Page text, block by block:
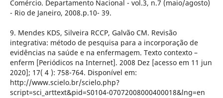
Comércio. Departamento Nacional - vol.3, n.7 (maio/agosto)
- Rio de Janeiro, 2008.p.10- 39.
9. Mendes KDS, Silveira RCCP, Galvão CM. Revisão
integrativa: método de pesquisa para a incorporação de
evidências na saúde e na enfermagem. Texto contexto –
enferm [Periódicos na Internet]. 2008 Dez [acesso em 11 jun
2020]; 17( 4 ): 758-764. Disponível em:
http://www.scielo.br/scielo.php?
script=sci_arttext&pid=S0104-07072008000400018&lng=en